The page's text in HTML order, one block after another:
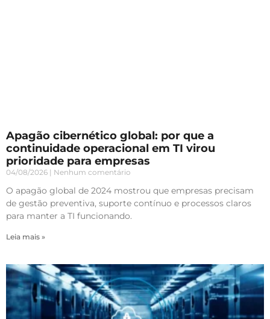
Apagão cibernético global: por que a
continuidade operacional em TI virou
prioridade para empresas
04/08/2026 Nenhum comentário
O apagão global de 2024 mostrou que empresas precisam
de gestão preventiva, suporte contínuo e processos claros
para manter a TI funcionando.
Leia mais »